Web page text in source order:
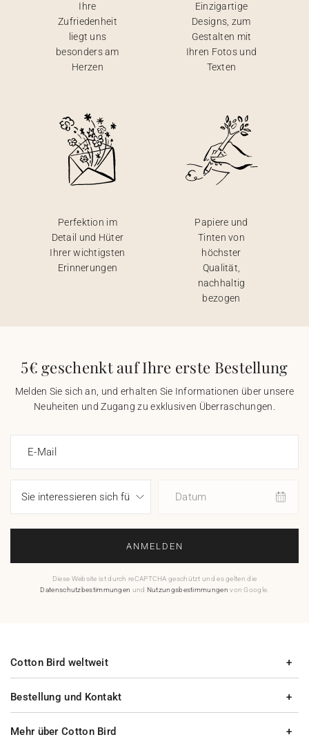
Ihre
Zufriedenheit
liegt uns
besonders am
Herzen
Einzigartige
Designs, zum
Gestalten mit
Ihren Fotos und
Texten
Perfektion im
Detail und Hüter
Ihrer wichtigsten
Erinnerungen
Papiere und
Tinten von
höchster
Qualität,
nachhaltig
bezogen
5€ geschenkt auf Ihre erste Bestellung
Melden Sie sich an, und erhalten Sie Informationen über unsere
Neuheiten und Zugang zu exklusiven Überraschungen.
E-Mail
Datum
ANMELDEN
Diese Website ist durch reCAPTCHA geschützt und es gelten die
Datenschutzbestimmungen und Nutzungsbestimmungen von Google.
Bestellung und Kontakt
Mehr über Cotton Bird
Cotton Bird weltweit